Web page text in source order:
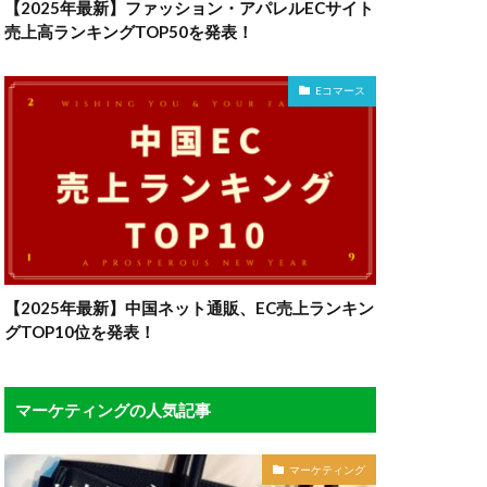
【2025年最新】ファッション・アパレルECサイト
売上高ランキングTOP50を発表！
Eコマース
【2025年最新】中国ネット通販、EC売上ランキン
グTOP10位を発表！
マーケティングの人気記事
マーケティング